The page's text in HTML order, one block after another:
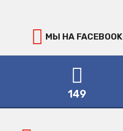
МЫ НА FACEBOOK
149